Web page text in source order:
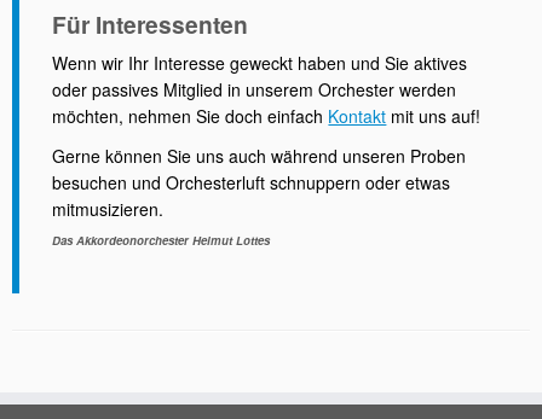
Für Interessenten
Wenn wir Ihr Interesse geweckt haben und Sie aktives
oder passives Mitglied in unserem Orchester werden
möchten, nehmen Sie doch einfach Kontakt mit uns auf!
Gerne können Sie uns auch während unseren Proben
besuchen und Orchesterluft schnuppern oder etwas
mitmusizieren.
Das Akkordeonorchester Helmut Lottes